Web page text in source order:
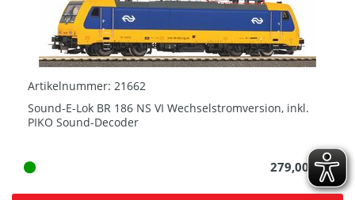
Artikelnummer: 21662
Sound-E-Lok BR 186 NS VI Wechselstromversion, inkl.
PIKO Sound-Decoder
279,00 € *